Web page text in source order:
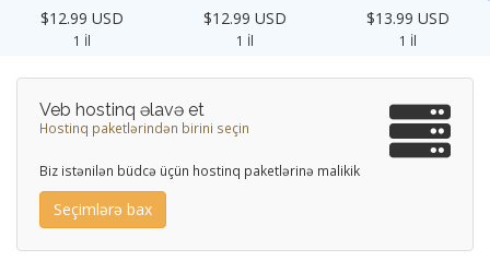
$12.99 USD
1 İl
$12.99 USD
1 İl
$13.99 USD
1 İl
Veb hostinq əlavə et
Hostinq paketlərindən birini seçin
Biz istənilən büdcə üçün hostinq paketlərinə malikik
Seçimlərə bax